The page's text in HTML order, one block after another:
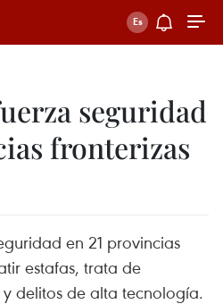
seguridad
fronterizas
en 21 provincias
estafas, trata de
delitos de alta tecnología.